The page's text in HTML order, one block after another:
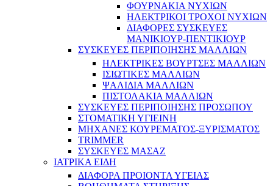
ΦΟΥΡΝΑΚΙΑ ΝΥΧΙΩΝ
ΗΛΕΚΤΡΙΚΟΙ ΤΡΟΧΟΙ ΝΥΧΙΩΝ
ΔΙΑΦΟΡΕΣ ΣΥΣΚΕΥΕΣ
ΜΑΝΙΚΙΟΥΡ-ΠΕΝΤΙΚΙΟΥΡ
ΣΥΣΚΕΥΕΣ ΠΕΡΙΠΟΙΗΣΗΣ ΜΑΛΛΙΩΝ
ΗΛΕΚΤΡΙΚΕΣ ΒΟΥΡΤΣΕΣ ΜΑΛΛΙΩΝ
ΙΣΙΩΤΙΚΕΣ ΜΑΛΛΙΩΝ
ΨΑΛΙΔΙΑ ΜΑΛΛΙΩΝ
ΠΙΣΤΟΛΑΚΙΑ ΜΑΛΛΙΩΝ
ΣΥΣΚΕΥΕΣ ΠΕΡΙΠΟΙΗΣΗΣ ΠΡΟΣΩΠΟΥ
ΣΤΟΜΑΤΙΚΗ ΥΓΙΕΙΝΗ
ΜΗΧΑΝΕΣ ΚΟΥΡΕΜΑΤΟΣ-ΞΥΡΙΣΜΑΤΟΣ
TRIMMER
ΣΥΣΚΕΥΕΣ ΜΑΣΑΖ
ΙΑΤΡΙΚΑ ΕΙΔΗ
ΔΙΑΦΟΡΑ ΠΡΟΙΟΝΤΑ ΥΓΕΙΑΣ